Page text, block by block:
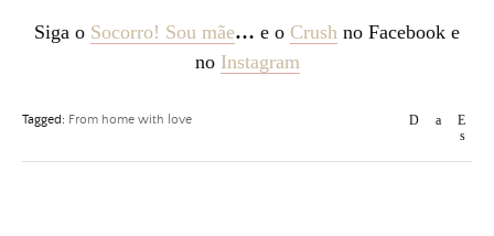
Siga o Socorro! Sou mãe… e o Crush no Facebook e
no Instagram
Tagged: From home with love